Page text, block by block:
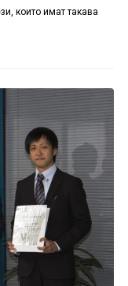
които имат такава